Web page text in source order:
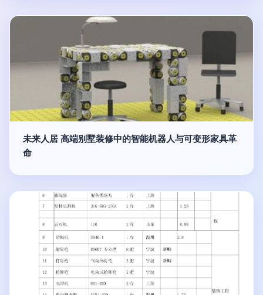
未来人居 高端别墅装修中的智能机器人与可变形家具革
命